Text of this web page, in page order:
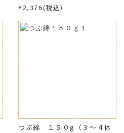
¥2,376(税込)
つぶ綿 １５０g（３～４体